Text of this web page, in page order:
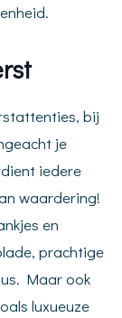
bij
je
iedere
waardering!
en
prachtige
Maar ook
luxueuze